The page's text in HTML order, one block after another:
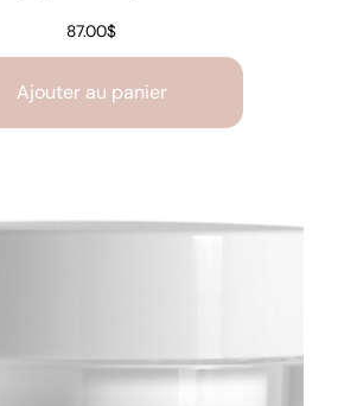
87.00$
Ajouter au panier